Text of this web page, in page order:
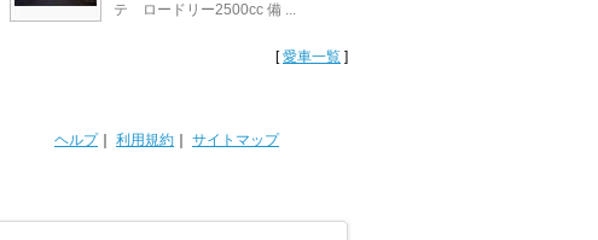
テ ロードリー2500cc 備 ...
[愛車一覧 ]
ヘルプ｜ 利用規約 サイトマップ